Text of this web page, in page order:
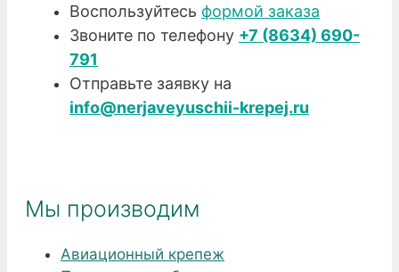
Воспользуйтесь формой заказа
Звоните по телефону +7 (8634) 690-
791
Отправьте заявку на
info@nerjaveyuschii-krepej.ru
Мы производим
Авиационный крепеж